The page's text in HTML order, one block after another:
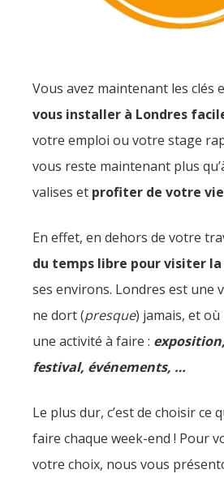
Vous avez maintenant les clés
vous installer à Londres
votre emploi ou votre stage
vous reste maintenant plus
valises et profiter de votre vie
En effet, en dehors de votre
du temps libre pour visiter
ses environs. Londres est une
ne dort (presque) jamais, et
une activité à faire :
festival, événements, …
Le plus dur, c’est de choisir ce
faire chaque week-end ! Pour
votre choix, nous vous